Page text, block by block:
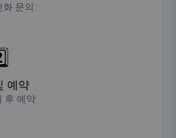
문의
예약
후 예약